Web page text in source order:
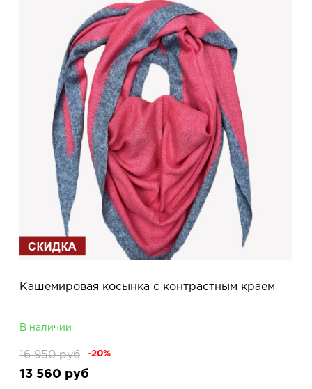
Кашемировая косынка с контрастным краем
В наличии
16 950 руб -20%
13 560 руб